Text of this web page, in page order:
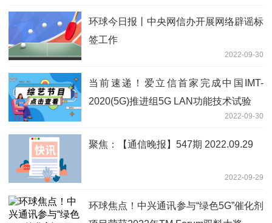
环球今日报丨中央网信办开展网络辟谣标
签工作
2022-09-30
当前速递！爱立信首家完成中国IMT-
2020(5G)推进组5G LAN功能技术试验
2022-09-30
聚焦：【通信晚报】547期 2022.09.29
2022-09-29
环球焦点！中兴通讯参与“绿色5G”催化剂